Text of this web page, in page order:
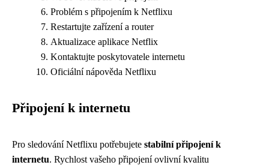
Problém s připojením k Netflixu
Restartujte zařízení a router
Aktualizace aplikace Netflix
Kontaktujte poskytovatele internetu
Oficiální nápověda Netflixu
Připojení k internetu
Pro sledování Netflixu potřebujete stabilní připojení k
internetu. Rychlost vašeho připojení ovlivní kvalitu